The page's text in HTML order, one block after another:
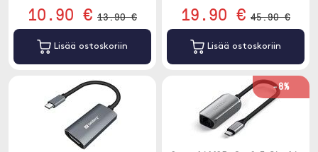
10.90 € 13.90 €
Lisää ostoskoriin
19.90 € 45.90 €
Lisää ostoskoriin
-8%